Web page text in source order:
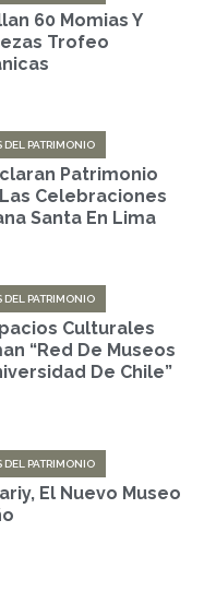
60 Momias Y
Trofeo
DEL PATRIMONIO
Patrimonio
Celebraciones
Santa En Lima
DEL PATRIMONIO
Culturales
“Red De Museos
De Chile”
DEL PATRIMONIO
El Nuevo Museo